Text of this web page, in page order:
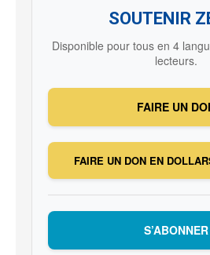
SOUTENIR
Disponible pour tous en 4
lecteurs.
FAIRE UN
FAIRE UN DON EN
S’ABONNER